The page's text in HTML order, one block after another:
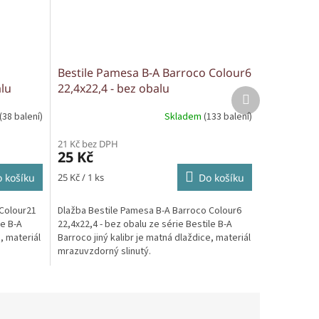
balení)
košíku
B-A
materiál
Bestile Pamesa B-A Barroco Colour6
22,4x22,4 - bez obalu
Skladem (133 balení)
21 Kč bez DPH
25 Kč
Měrná
25 Kč / 1 ks Do košíku
Dlažba Bestile Pamesa B-A Barroco Colour6
22,4x22,4 - bez obalu ze série Bestile B-A
Barroco jiný kalibr je matná dlaždice, materiál
mrazuvzdorný slinutý.
Další
produkt